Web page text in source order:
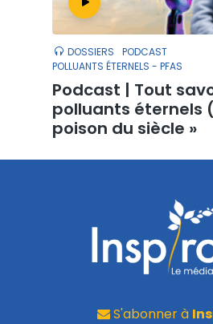
DOSSIERS
PODCAST
POLLUANTS ÉTERNELS - PFAS
Podcast | Tout
polluants éternels
poison du siècle »
S'abonner à